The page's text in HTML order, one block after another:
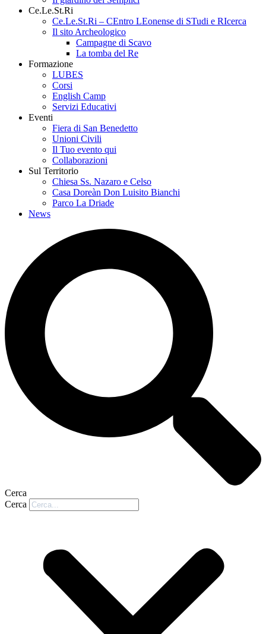
Ce.Le.St.Ri
Ce.Le.St.Ri – CEntro LEonense di STudi e RIcerca
Il sito Archeologico
Campagne di Scavo
La tomba del Re
Formazione
LUBES
Corsi
English Camp
Servizi Educativi
Eventi
Fiera di San Benedetto
Unioni Civili
Il Tuo evento qui
Collaborazioni
Sul Territorio
Chiesa Ss. Nazaro e Celso
Casa Doreàn Don Luisito Bianchi
Parco La Driade
News
Cerca
Cerca